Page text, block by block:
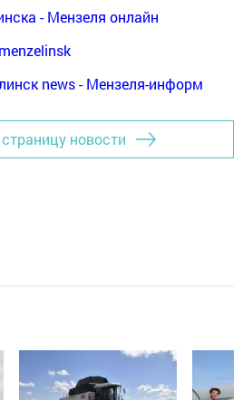
- Мензеля онлайн
news - Мензеля-информ
новости